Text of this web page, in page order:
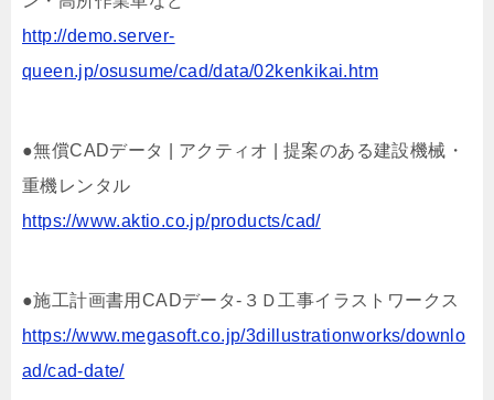
http://demo.server-
queen.jp/osusume/cad/data/02kenkikai.htm
●無償CADデータ | アクティオ | 提案のある建設機械・
重機レンタル
https://www.aktio.co.jp/products/cad/
●施工計画書用CADデータ-３Ｄ工事イラストワークス
https://www.megasoft.co.jp/3dillustrationworks/downlo
ad/cad-date/